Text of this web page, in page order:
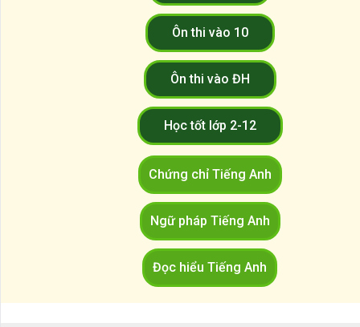
Ôn thi vào 10
Ôn thi vào ĐH
Học tốt lớp 2-12
Chứng chỉ Tiếng Anh
Ngữ pháp Tiếng Anh
Đọc hiểu Tiếng Anh